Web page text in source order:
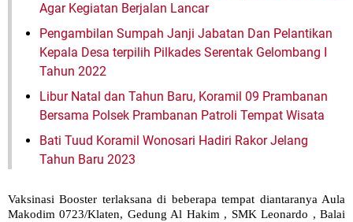
Agar Kegiatan Berjalan Lancar
Pengambilan Sumpah Janji Jabatan Dan Pelantikan
Kepala Desa terpilih Pilkades Serentak Gelombang I
Tahun 2022
Libur Natal dan Tahun Baru, Koramil 09 Prambanan
Bersama Polsek Prambanan Patroli Tempat Wisata
Bati Tuud Koramil Wonosari Hadiri Rakor Jelang
Tahun Baru 2023
Vaksinasi Booster terlaksana di beberapa tempat diantaranya Aula
Makodim 0723/Klaten, Gedung Al Hakim , SMK Leonardo , Balai